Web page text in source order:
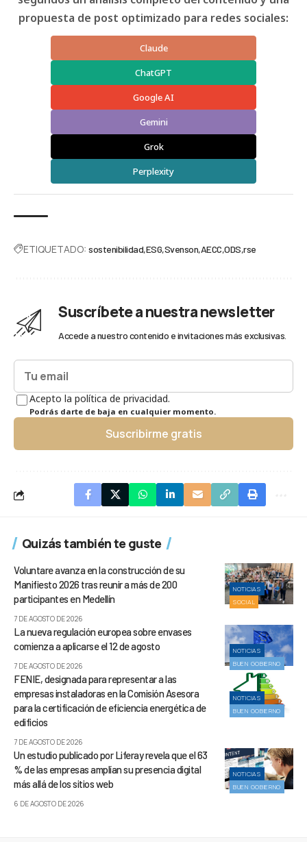
propuesta de post optimizado para redes sociales:
Claude
ChatGPT
Google AI
Gemini
Grok
Perplexity
ETIQUETADO: sostenibilidad ESG Svenson AECC ODS rse
Suscríbete a nuestra newsletter
Accede a nuestro contenido e invitaciones más exclusivas.
Acepto la política de privacidad.
Podrás darte de baja en cualquier momento.
Suscribirme gratis
Quizás también te guste
NOTICIAS
SOCIAL
Voluntare avanza en la construcción de su
Manifiesto 2026 tras reunir a más de 200
participantes en Medellín
7 DE AGOSTO DE 2026
NOTICIAS
BUEN GOBIERNO
La nueva regulación europea sobre envases
comienza a aplicarse el 12 de agosto
7 DE AGOSTO DE 2026
NOTICIAS
BUEN GOBIERNO
FENIE, designada para representar a las
empresas instaladoras en la Comisión Asesora
para la certificación de eficiencia energética de
edificios
7 DE AGOSTO DE 2026
NOTICIAS
BUEN GOBIERNO
Un estudio publicado por Liferay revela que el 63
% de las empresas amplían su presencia digital
más allá de los sitios web
6 DE AGOSTO DE 2026